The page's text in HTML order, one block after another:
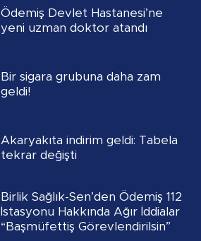
Ödemiş Devlet Hastanesi’ne
yeni uzman doktor atandı
Bir sigara grubuna daha zam
geldi!
Akaryakıta indirim geldi: Tabela
tekrar değişti
Birlik Sağlık-Sen’den Ödemiş 112
İstasyonu Hakkında Ağır İddialar
“Başmüfettiş Görevlendirilsin”